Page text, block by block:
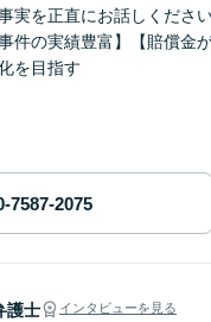
事実を正直にお話しくだ
件の実績豊富】【賠償金
を目指す
護士 インタビューを見る